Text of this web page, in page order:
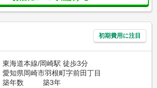
初期費用に注目
東海道本線/岡崎駅 徒歩3分
愛知県岡崎市羽根町字前田丁目
築年数
築3年